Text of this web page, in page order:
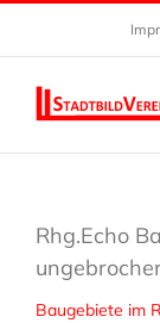
Zum
springen
Rhg.Echo
Baugebiete im